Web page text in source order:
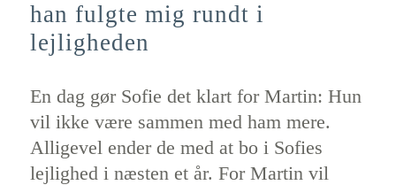
han fulgte mig rundt i
lejligheden
En dag gør Sofie det klart for Martin: Hun
vil ikke være sammen med ham mere.
Alligevel ender de med at bo i Sofies
lejlighed i næsten et år. For Martin vil